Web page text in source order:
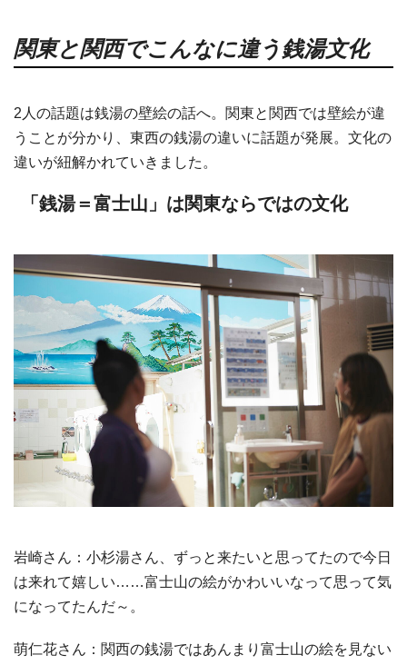
関東と関西でこんなに違う銭湯文化
2人の話題は銭湯の壁絵の話へ。関東と関西では壁絵が違
うことが分かり、東西の銭湯の違いに話題が発展。文化の
違いが紐解かれていきました。
「銭湯＝富士山」は関東ならではの文化
岩崎さん：小杉湯さん、ずっと来たいと思ってたので今日
は来れて嬉しい……富士山の絵がかわいいなって思って気
になってたんだ～。
萌仁花さん：関西の銭湯ではあんまり富士山の絵を見ない